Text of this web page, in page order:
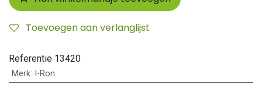
Toevoegen aan verlanglijst
Referentie 13420
Merk: I-Ron